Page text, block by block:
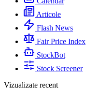
Articole
Flash News
Fair Price Index
StockBot
Stock Screener
Vizualizate recent